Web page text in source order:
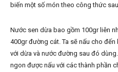
biến một số món theo công thức
Nước sen dừa bao gồm 100gr liên
400gr đường cát. Ta sẽ nấu cho đến
với dừa và nước đường sau đó
ngon được nấu với các thành phần